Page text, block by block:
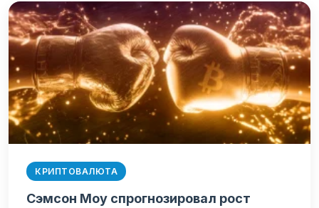
КРИПТОВАЛЮТА
Сэмсон Моу спрогнозировал рост